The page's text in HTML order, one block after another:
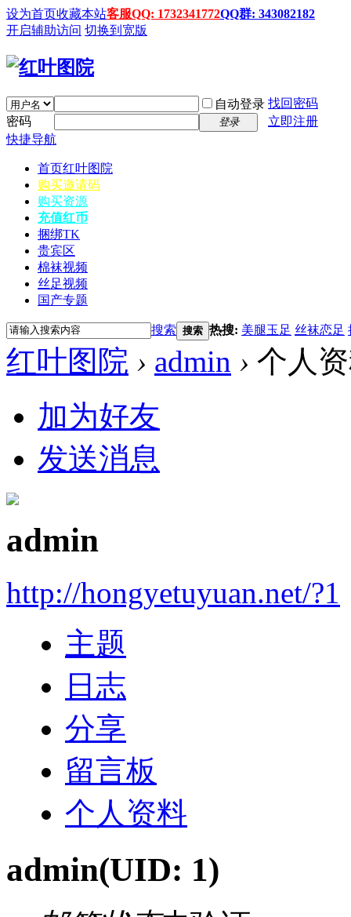
设为首页收藏本站客服QQ: 1732341772QQ群: 343082182
开启辅助访问 切换到宽版
自动登录 找回密码
密码
登录
立即注册
快捷导航
首页红叶图院
购买邀请码
购买资源
充值红币
捆绑TK
贵宾区
棉袜视频
丝足视频
国产专题
搜索 搜索 热搜: 美腿玉足 丝袜恋足
红叶图院 › admin › 个人
加为好友
发送消息
admin
http://hongyetuyuan.net/?1
主题
日志
分享
留言板
个人资料
admin(UID: 1)